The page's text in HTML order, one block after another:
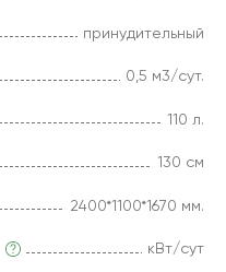
принудительный
0,5 м3/сут.
110 л.
130 см
2400*1100*1670 мм.
кВт/сут